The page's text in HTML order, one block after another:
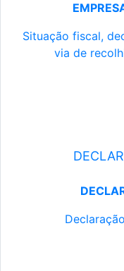
Situação fiscal,
via de